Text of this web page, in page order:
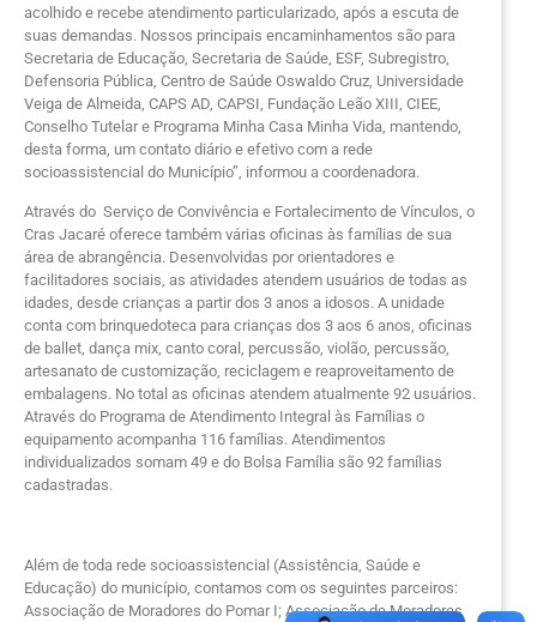
acolhido e recebe atendimento particularizado, após a escuta de
suas demandas. Nossos principais encaminhamentos são para
Secretaria de Educação, Secretaria de Saúde, ESF, Subregistro,
Defensoria Pública, Centro de Saúde Oswaldo Cruz, Universidade
Veiga de Almeida, CAPS AD, CAPSI, Fundação Leão XIII, CIEE,
Conselho Tutelar e Programa Minha Casa Minha Vida, mantendo,
desta forma, um contato diário e efetivo com a rede
socioassistencial do Município”, informou a coordenadora.
Através do Serviço de Convivência e Fortalecimento de Vínculos, o
Cras Jacaré oferece também várias oficinas às famílias de sua
área de abrangência. Desenvolvidas por orientadores e
facilitadores sociais, as atividades atendem usuários de todas as
idades, desde crianças a partir dos 3 anos a idosos. A unidade
conta com brinquedoteca para crianças dos 3 aos 6 anos, oficinas
de ballet, dança mix, canto coral, percussão, violão, percussão,
artesanato de customização, reciclagem e reaproveitamento de
embalagens. No total as oficinas atendem atualmente 92 usuários.
Através do Programa de Atendimento Integral às Famílias o
equipamento acompanha 116 famílias. Atendimentos
individualizados somam 49 e do Bolsa Família são 92 famílias
cadastradas.
Além de toda rede socioassistencial (Assistência, Saúde e
Educação) do município, contamos com os seguintes parceiros:
Associação de Moradores do Pomar I; Associação de Moradores